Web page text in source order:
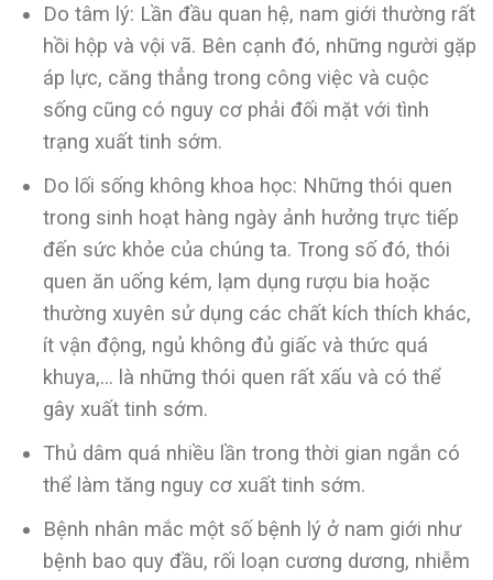
Do tâm lý: Lần đầu quan hệ, nam giới thường rất
hồi hộp và vội vã. Bên cạnh đó, những người gặp
áp lực, căng thẳng trong công việc và cuộc
sống cũng có nguy cơ phải đối mặt với tình
trạng xuất tinh sớm.
Do lối sống không khoa học: Những thói quen
trong sinh hoạt hàng ngày ảnh hưởng trực tiếp
đến sức khỏe của chúng ta. Trong số đó, thói
quen ăn uống kém, lạm dụng rượu bia hoặc
thường xuyên sử dụng các chất kích thích khác,
ít vận động, ngủ không đủ giấc và thức quá
khuya,… là những thói quen rất xấu và có thể
gây xuất tinh sớm.
Thủ dâm quá nhiều lần trong thời gian ngắn có
thể làm tăng nguy cơ xuất tinh sớm.
Bệnh nhân mắc một số bệnh lý ở nam giới như
bệnh bao quy đầu, rối loạn cương dương, nhiễm